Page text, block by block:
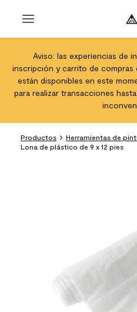
Aviso: las experiencias de
inscripción y carrito de
están disponibles en este
para realizar transacciones
Productos
Herramientas de
Lona de plástico de 9 x 12 pies